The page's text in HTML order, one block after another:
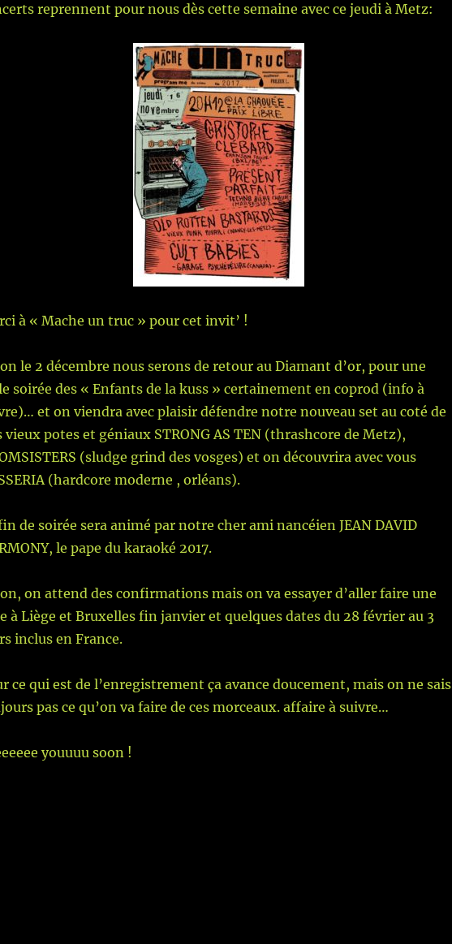
reprennent pour nous dès cette semaine avec ce jeudi à Metz:
à « Mache un truc » pour cet invit’ !
le 2 décembre nous serons de retour au Diamant d’or, pour une
soirée des « Enfants de la kuss » certainement en coprod (info à
et on viendra avec plaisir défendre notre nouveau set au coté de
vieux potes et géniaux STRONG AS TEN (thrashcore de Metz),
(sludge grind des vosges) et on découvrira avec vous
(hardcore moderne , orléans).
de soirée sera animé par notre cher ami nancéien JEAN DAVID
le pape du karaoké 2017.
on attend des confirmations mais on va essayer d’aller faire une
à Liège et Bruxelles fin janvier et quelques dates du 28 février au 3
inclus en France.
ce qui est de l’enregistrement ça avance doucement, mais on ne sais
pas ce qu’on va faire de ces morceaux. affaire à suivre…
youuuu soon !